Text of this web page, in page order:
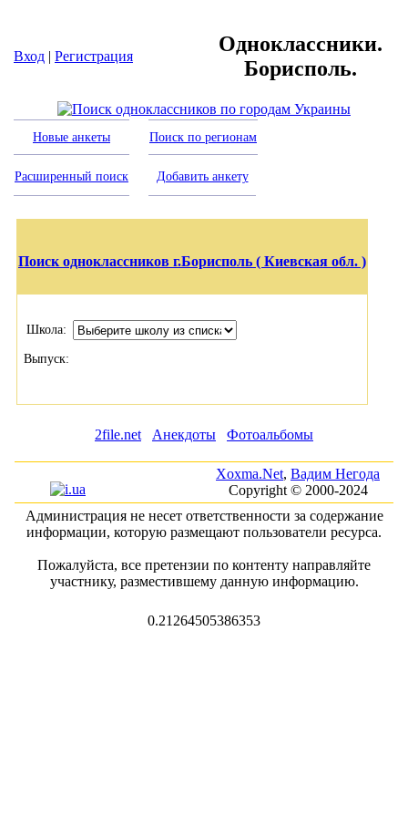
Вход | Регистрация
Одноклассники.
Борисполь.
Новые анкеты Поиск по регионам
Расширенный поиск Добавить анкету
Поиск одноклассников г.Борисполь ( Киевская обл. )
Школа:
Выпуск:
2file.net Анекдоты Фотоальбомы
Xoxma.Net, Вадим Негода
Copyright © 2000-2024
Администрация не несет ответственности за содержание
информации, которую размещают пользователи ресурса.
Пожалуйста, все претензии по контенту направляйте
участнику, разместившему данную информацию.
0.21264505386353